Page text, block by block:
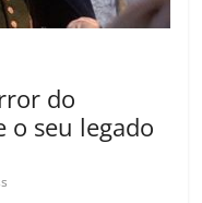
do
o seu legado